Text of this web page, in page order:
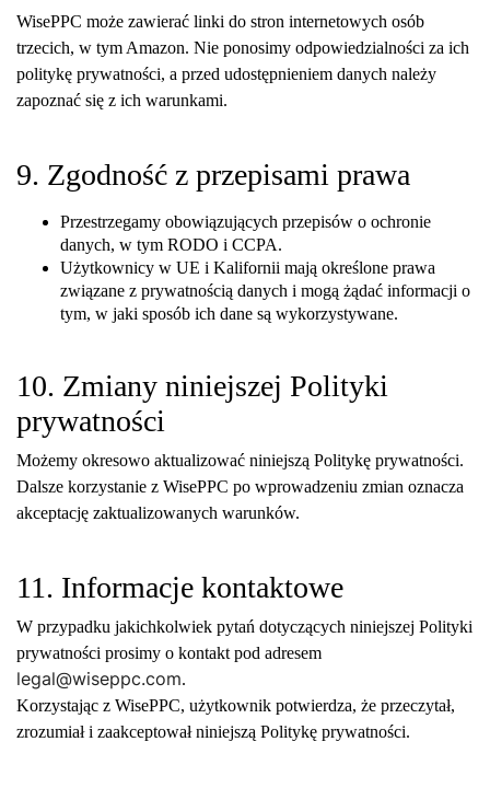
WisePPC może zawierać linki do stron internetowych osób
trzecich, w tym Amazon. Nie ponosimy odpowiedzialności za ich
politykę prywatności, a przed udostępnieniem danych należy
zapoznać się z ich warunkami.
9. Zgodność z przepisami prawa
Przestrzegamy obowiązujących przepisów o ochronie
danych, w tym RODO i CCPA.
Użytkownicy w UE i Kalifornii mają określone prawa
związane z prywatnością danych i mogą żądać informacji o
tym, w jaki sposób ich dane są wykorzystywane.
10. Zmiany niniejszej Polityki
prywatności
Możemy okresowo aktualizować niniejszą Politykę prywatności.
Dalsze korzystanie z WisePPC po wprowadzeniu zmian oznacza
akceptację zaktualizowanych warunków.
11. Informacje kontaktowe
W przypadku jakichkolwiek pytań dotyczących niniejszej Polityki
prywatności prosimy o kontakt pod adresem
legal@wiseppc.com.
Korzystając z WisePPC, użytkownik potwierdza, że przeczytał,
zrozumiał i zaakceptował niniejszą Politykę prywatności.